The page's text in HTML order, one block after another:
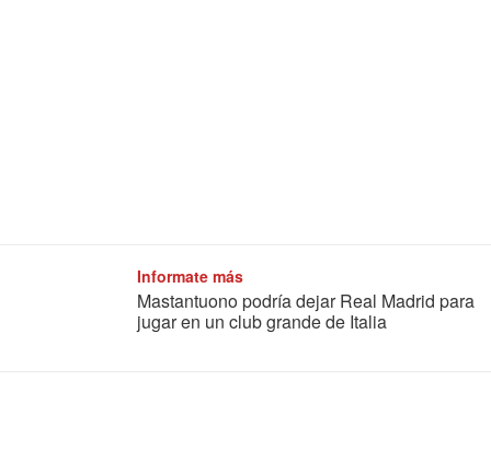
Informate más
Mastantuono podría dejar Real Madrid para
jugar en un club grande de Italia